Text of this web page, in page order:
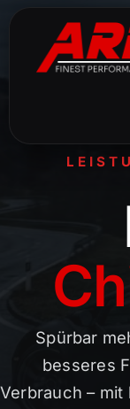
content
Spürbar
besseres
Verbrauch –